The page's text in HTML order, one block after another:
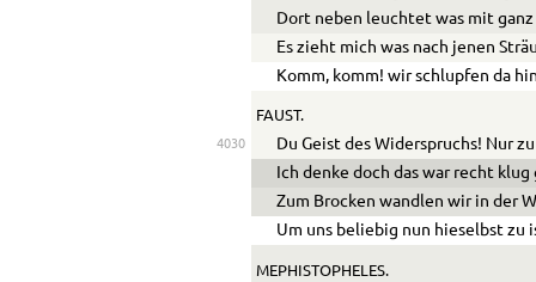
Dort neben leuchtet was mit ganz
Es zieht mich was nach jenen
Komm, komm! wir schlupfen da
FAUST.
4030
Du Geist des Widerspruchs! Nur
Ich denke doch das war recht
Zum Brocken wandlen wir in der
Um uns beliebig nun hieselbst zu
MEPHISTOPHELES.